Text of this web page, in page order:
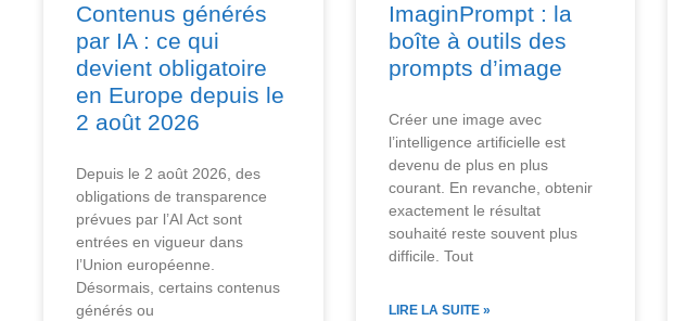
Contenus générés
par IA : ce qui
devient obligatoire
en Europe depuis le
2 août 2026
Depuis le 2 août 2026, des
obligations de transparence
prévues par l’AI Act sont
entrées en vigueur dans
l’Union européenne.
Désormais, certains contenus
générés ou
ImaginPrompt : la
boîte à outils des
prompts d’image
Créer une image avec
l’intelligence artificielle est
devenu de plus en plus
courant. En revanche, obtenir
exactement le résultat
souhaité reste souvent plus
difficile. Tout
LIRE LA SUITE »